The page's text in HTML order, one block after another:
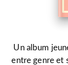
Un album
entre genre et